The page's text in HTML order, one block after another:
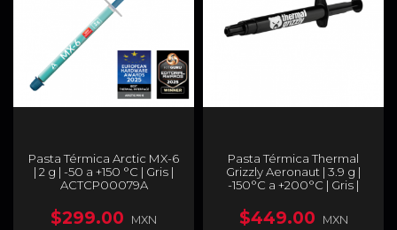
Pasta Térmica Arctic MX-6
| 2 g | -50 a +150 °C | Gris |
ACTCP00079A
$299.00 MXN
Pasta Térmica Thermal
Grizzly Aeronaut | 3.9 g |
-150°C a +200°C | Gris |
$449.00 MXN